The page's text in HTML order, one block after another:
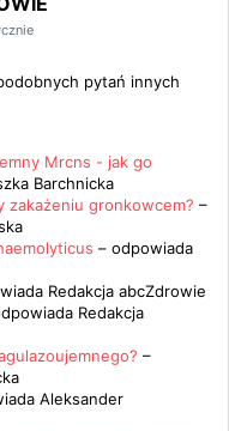
pytań innych
Mrcns - jak go
Barchnicka
zakażeniu gronkowcem? –
– odpowiada
Redakcja abcZdrowie
Redakcja
–
Aleksander